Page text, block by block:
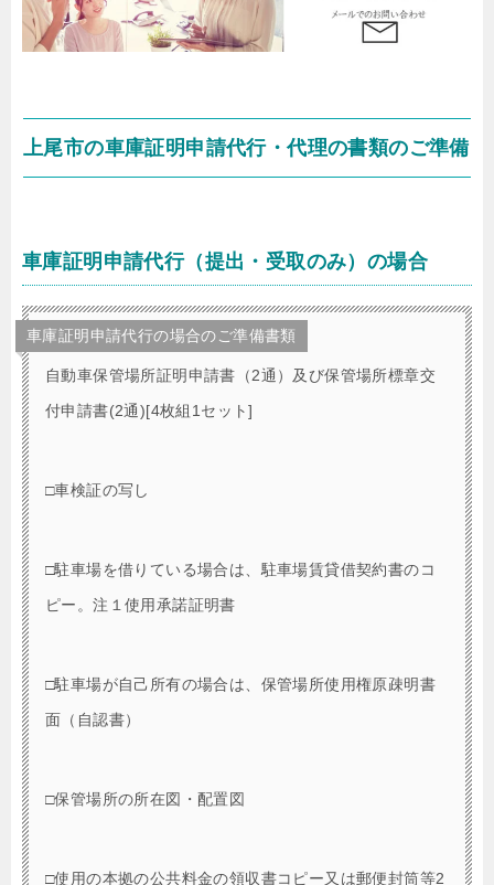
上尾市の車庫証明申請代行・代理の書類のご準備
車庫証明申請代行（提出・受取のみ）の場合
車庫証明申請代行の場合のご準備書類
自動車保管場所証明申請書（2通）及び保管場所標章交
付申請書(2通)[4枚組1セット]
□車検証の写し
□駐車場を借りている場合は、駐車場賃貸借契約書のコ
ピー。注１使用承諾証明書
□駐車場が自己所有の場合は、保管場所使用権原疎明書
面（自認書）
□保管場所の所在図・配置図
□使用の本拠の公共料金の領収書コピー又は郵便封筒等2